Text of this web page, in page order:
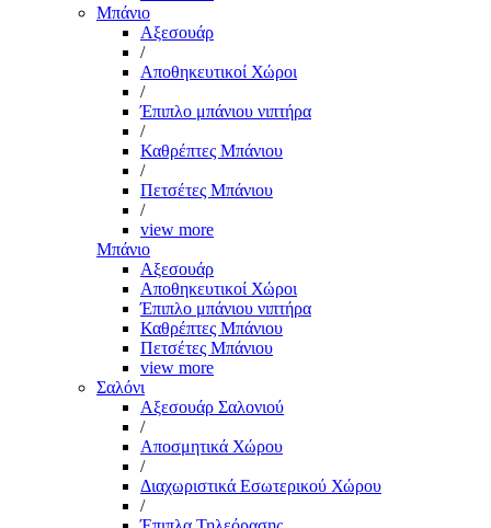
Μπάνιο
Αξεσουάρ
/
Αποθηκευτικοί Χώροι
/
Έπιπλο μπάνιου νιπτήρα
/
Καθρέπτες Μπάνιου
/
Πετσέτες Μπάνιου
/
view more
Μπάνιο
Αξεσουάρ
Αποθηκευτικοί Χώροι
Έπιπλο μπάνιου νιπτήρα
Καθρέπτες Μπάνιου
Πετσέτες Μπάνιου
view more
Σαλόνι
Αξεσουάρ Σαλονιού
/
Αποσμητικά Χώρου
/
Διαχωριστικά Εσωτερικού Χώρου
/